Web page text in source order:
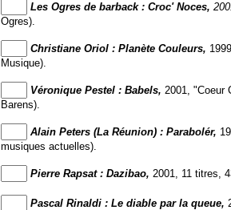
Les Ogres de barback : Croc' Noces,
Ogres).
Christiane Oriol : Planète Couleurs,
Musique).
Véronique Pestel : Babels, 2001, "Coeur
Barens).
Alain Peters (La Réunion) : Parabolér,
musiques actuelles).
Pierre Rapsat : Dazibao, 2001, 11 titres,
Pascal Rinaldi : Le diable par la queue,